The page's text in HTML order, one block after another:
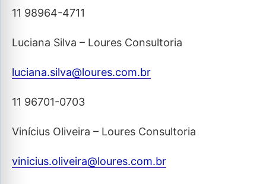
11 98964-4711
Luciana Silva – Loures Consultoria
luciana.silva@loures.com.br
11 96701-0703
Vinícius Oliveira – Loures Consultoria
vinicius.oliveira@loures.com.br